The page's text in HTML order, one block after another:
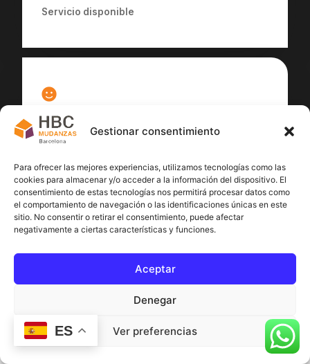
Gestionar consentimiento
Para ofrecer las mejores experiencias, utilizamos tecnologías como las
cookies para almacenar y/o acceder a la información del dispositivo. El
consentimiento de estas tecnologías nos permitirá procesar datos como
el comportamiento de navegación o las identificaciones únicas en este
sitio. No consentir o retirar el consentimiento, puede afectar
negativamente a ciertas características y funciones.
Aceptar
Denegar
Ver preferencias
Servicio disponible
100
ES